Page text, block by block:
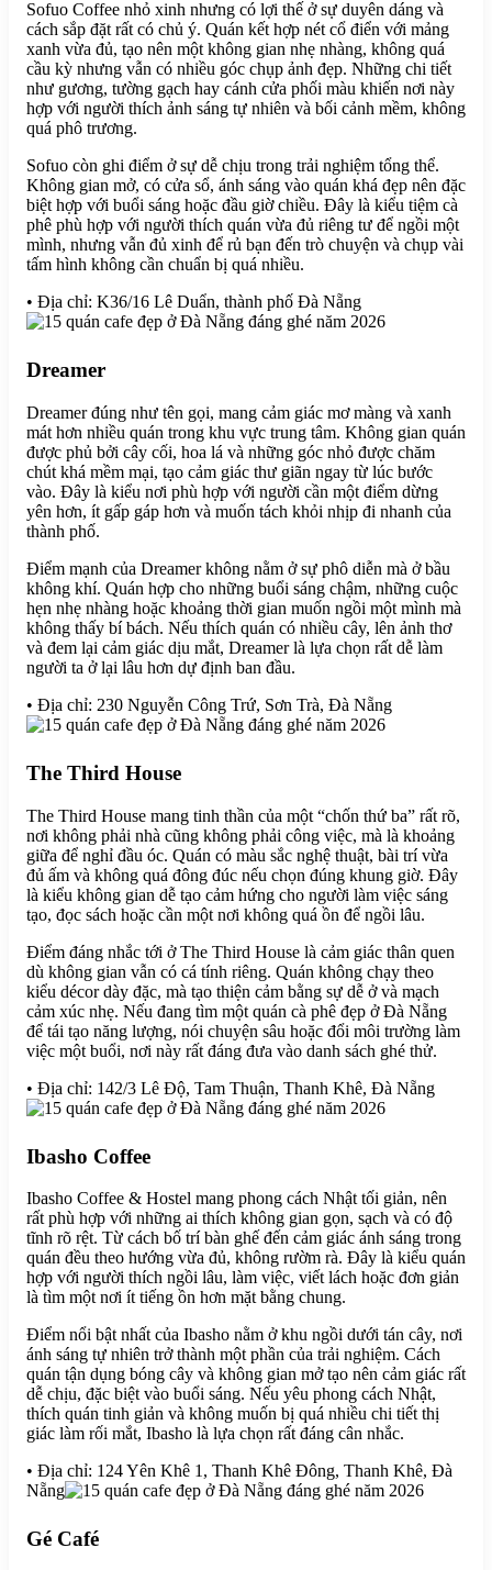
Sofuo Coffee nhỏ xinh nhưng có lợi thế ở sự duyên dáng và
cách sắp đặt rất có chủ ý. Quán kết hợp nét cổ điển với mảng
xanh vừa đủ, tạo nên một không gian nhẹ nhàng, không quá
cầu kỳ nhưng vẫn có nhiều góc chụp ảnh đẹp. Những chi tiết
như gương, tường gạch hay cánh cửa phối màu khiến nơi này
hợp với người thích ảnh sáng tự nhiên và bối cảnh mềm, không
quá phô trương.
Sofuo còn ghi điểm ở sự dễ chịu trong trải nghiệm tổng thể.
Không gian mở, có cửa sổ, ánh sáng vào quán khá đẹp nên đặc
biệt hợp với buổi sáng hoặc đầu giờ chiều. Đây là kiểu tiệm cà
phê phù hợp với người thích quán vừa đủ riêng tư để ngồi một
mình, nhưng vẫn đủ xinh để rủ bạn đến trò chuyện và chụp vài
tấm hình không cần chuẩn bị quá nhiều.
• Địa chỉ: K36/16 Lê Duẩn, thành phố Đà Nẵng
Dreamer
Dreamer đúng như tên gọi, mang cảm giác mơ màng và xanh
mát hơn nhiều quán trong khu vực trung tâm. Không gian quán
được phủ bởi cây cối, hoa lá và những góc nhỏ được chăm
chút khá mềm mại, tạo cảm giác thư giãn ngay từ lúc bước
vào. Đây là kiểu nơi phù hợp với người cần một điểm dừng
yên hơn, ít gấp gáp hơn và muốn tách khỏi nhịp đi nhanh của
thành phố.
Điểm mạnh của Dreamer không nằm ở sự phô diễn mà ở bầu
không khí. Quán hợp cho những buổi sáng chậm, những cuộc
hẹn nhẹ nhàng hoặc khoảng thời gian muốn ngồi một mình mà
không thấy bí bách. Nếu thích quán có nhiều cây, lên ảnh thơ
và đem lại cảm giác dịu mắt, Dreamer là lựa chọn rất dễ làm
người ta ở lại lâu hơn dự định ban đầu.
• Địa chỉ: 230 Nguyễn Công Trứ, Sơn Trà, Đà Nẵng
The Third House
The Third House mang tinh thần của một “chốn thứ ba” rất rõ,
nơi không phải nhà cũng không phải công việc, mà là khoảng
giữa để nghỉ đầu óc. Quán có màu sắc nghệ thuật, bài trí vừa
đủ ấm và không quá đông đúc nếu chọn đúng khung giờ. Đây
là kiểu không gian dễ tạo cảm hứng cho người làm việc sáng
tạo, đọc sách hoặc cần một nơi không quá ồn để ngồi lâu.
Điểm đáng nhắc tới ở The Third House là cảm giác thân quen
dù không gian vẫn có cá tính riêng. Quán không chạy theo
kiểu décor dày đặc, mà tạo thiện cảm bằng sự dễ ở và mạch
cảm xúc nhẹ. Nếu đang tìm một quán cà phê đẹp ở Đà Nẵng
để tái tạo năng lượng, nói chuyện sâu hoặc đổi môi trường làm
việc một buổi, nơi này rất đáng đưa vào danh sách ghé thử.
• Địa chỉ: 142/3 Lê Độ, Tam Thuận, Thanh Khê, Đà Nẵng
Ibasho Coffee
Ibasho Coffee & Hostel mang phong cách Nhật tối giản, nên
rất phù hợp với những ai thích không gian gọn, sạch và có độ
tĩnh rõ rệt. Từ cách bố trí bàn ghế đến cảm giác ánh sáng trong
quán đều theo hướng vừa đủ, không rườm rà. Đây là kiểu quán
hợp với người thích ngồi lâu, làm việc, viết lách hoặc đơn giản
là tìm một nơi ít tiếng ồn hơn mặt bằng chung.
Điểm nổi bật nhất của Ibasho nằm ở khu ngồi dưới tán cây, nơi
ánh sáng tự nhiên trở thành một phần của trải nghiệm. Cách
quán tận dụng bóng cây và không gian mở tạo nên cảm giác rất
dễ chịu, đặc biệt vào buổi sáng. Nếu yêu phong cách Nhật,
thích quán tinh giản và không muốn bị quá nhiều chi tiết thị
giác làm rối mắt, Ibasho là lựa chọn rất đáng cân nhắc.
• Địa chỉ: 124 Yên Khê 1, Thanh Khê Đông, Thanh Khê, Đà
Nẵng
Gé Café